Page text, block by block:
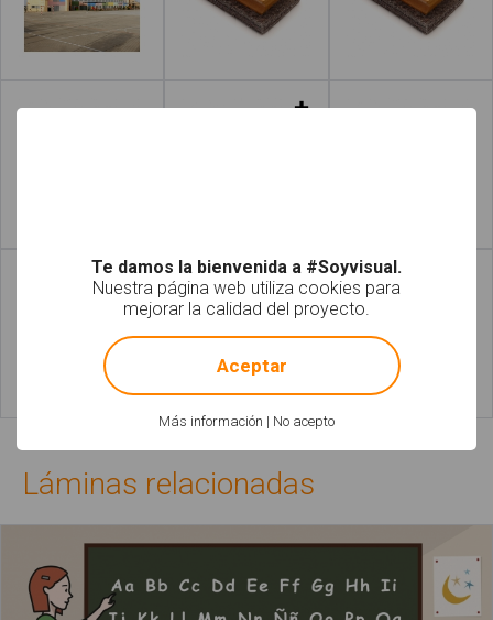
Leer más
Láminas relacionadas
Te damos la bienvenida a #Soyvisual.
Nuestra página web utiliza cookies para
mejorar la calidad del proyecto.
Más información | No acepto
! Not valid!
Aceptar